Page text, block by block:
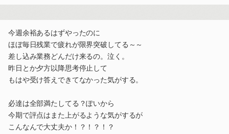
今週余裕あるはずやったのに
ほぼ毎日残業で疲れが限界突破してる～～
差し込み業務どんだけ来るの。泣く。
昨日とか夕方以降思考停止して
もはや受け答えできてなかった気がする。
必達は全部満たしてる？ぽいから
今期で評点はまた上がるような気がするが
こんなんで大丈夫か！？！？！？